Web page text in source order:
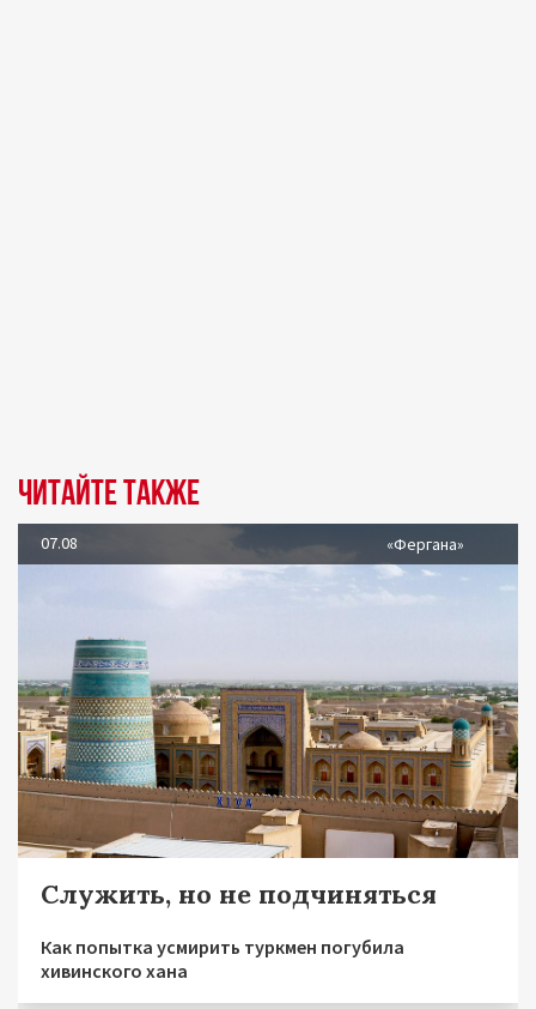
Читайте также
07.08 «Фергана»
Служить, но не подчиняться
Как попытка усмирить туркмен погубила
хивинского хана